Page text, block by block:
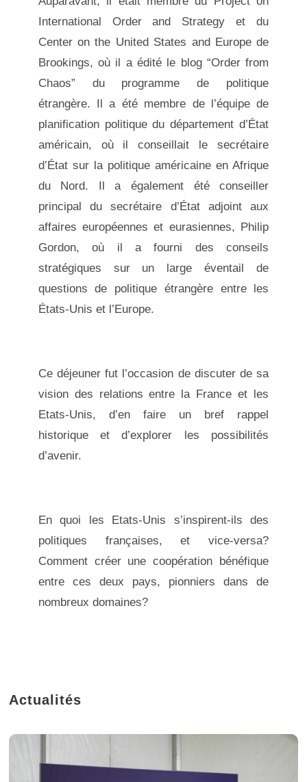
International Order and Strategy et du
Center on the United States and Europe de
Brookings, où il a édité le blog “Order from
Chaos” du programme de politique
étrangère. Il a été membre de l’équipe de
planification politique du département d’État
américain, où il conseillait le secrétaire
d’État sur la politique américaine en Afrique
du Nord. Il a également été conseiller
principal du secrétaire d’État adjoint aux
affaires européennes et eurasiennes, Philip
Gordon, où il a fourni des conseils
stratégiques sur un large éventail de
questions de politique étrangère entre les
États-Unis et l’Europe.
Ce déjeuner fut l’occasion de discuter de sa
vision des relations entre la France et les
Etats-Unis, d’en faire un bref rappel
historique et d’explorer les possibilités
d’avenir.
En quoi les Etats-Unis s’inspirent-ils des
politiques françaises, et vice-versa?
Comment créer une coopération bénéfique
entre ces deux pays, pionniers dans de
nombreux domaines?
Actualités